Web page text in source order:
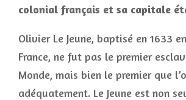
colonial français et sa capitale
Olivier Le Jeune, baptisé en 1633
France, ne fut pas le premier
Monde, mais bien le premier que
adéquatement. Le Jeune est non